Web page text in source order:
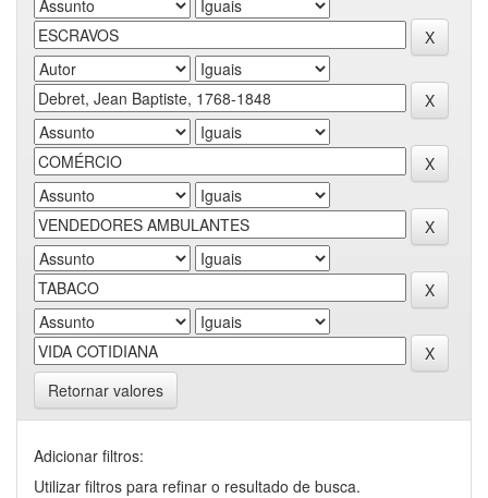
Retornar valores
Adicionar filtros:
Utilizar filtros para refinar o resultado de busca.